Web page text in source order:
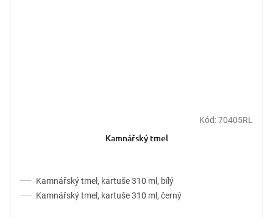
Kód:70405RL
Kamnářský tmel
Kamnářský tmel, kartuše 310 ml, bílý
Kamnářský tmel, kartuše 310 ml, černý